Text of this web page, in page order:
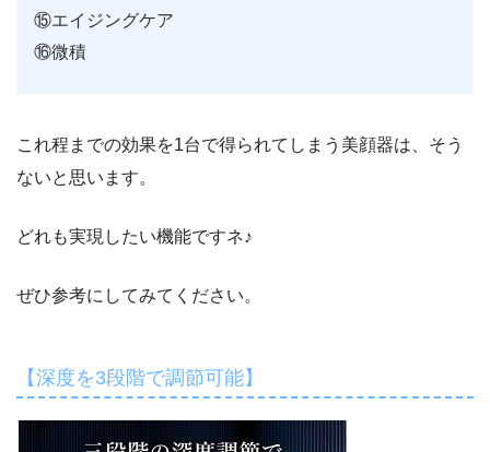
⑮エイジングケア
⑯微積
これ程までの効果を1台で得られてしまう美顔器は、そう
ないと思います。
どれも実現したい機能ですネ♪
ぜひ参考にしてみてください。
【深度を3段階で調節可能】